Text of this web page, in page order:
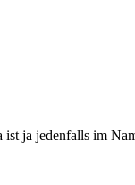
ja jedenfalls im